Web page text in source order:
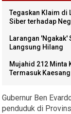
Tegaskan Klaim di
Siber terhadap
Larangan 'Ngakak'
Langsung Hilang
Mujahid 212 Minta
Termasuk
Gubernur Ben
penduduk di